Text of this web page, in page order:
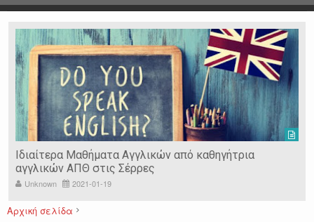
Ιδιαίτερα Μαθήματα Αγγλικών από καθηγήτρια
αγγλικών ΑΠΘ στις Σέρρες
Unknown 2021-01-19
Αρχική σελίδα
Ν. ΣΕΡΡΩΝ Η ΓΗ ΜΑΣ
ΤΥΧΑΙΕΣ ΑΝΑΡΤΗΣΕΙΣ/ΑΡΘΡΑ
Serres Racing Circuit
Panserraikos FC
Ikaroi B.C.